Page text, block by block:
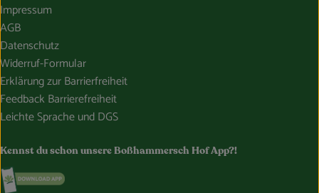
Impressum
AGB
Datenschutz
Widerruf-Formular
Erklärung zur Barrierfreiheit
Feedback Barrierefreiheit
Leichte Sprache und DGS
Kennst du schon unsere Boßhammersch Hof App?!
Externer Link zu https://www.bosshammersch-